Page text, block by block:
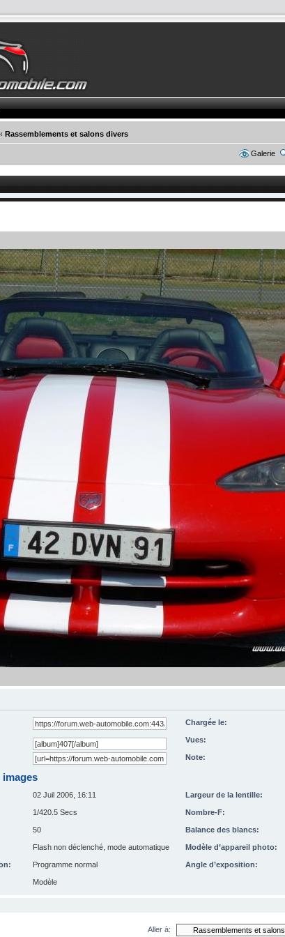
‹ Rassemblements et salons divers
Galerie
Chargée le:
Vues:
Note:
02 Juil 2006, 16:11 Largeur de la lentille:
1/420.5 Secs Nombre-F:
50 Balance des blancs:
Flash non déclenché, mode automatique Modèle d’appareil photo:
Programme normal Angle d’exposition:
Modèle
Aller à: